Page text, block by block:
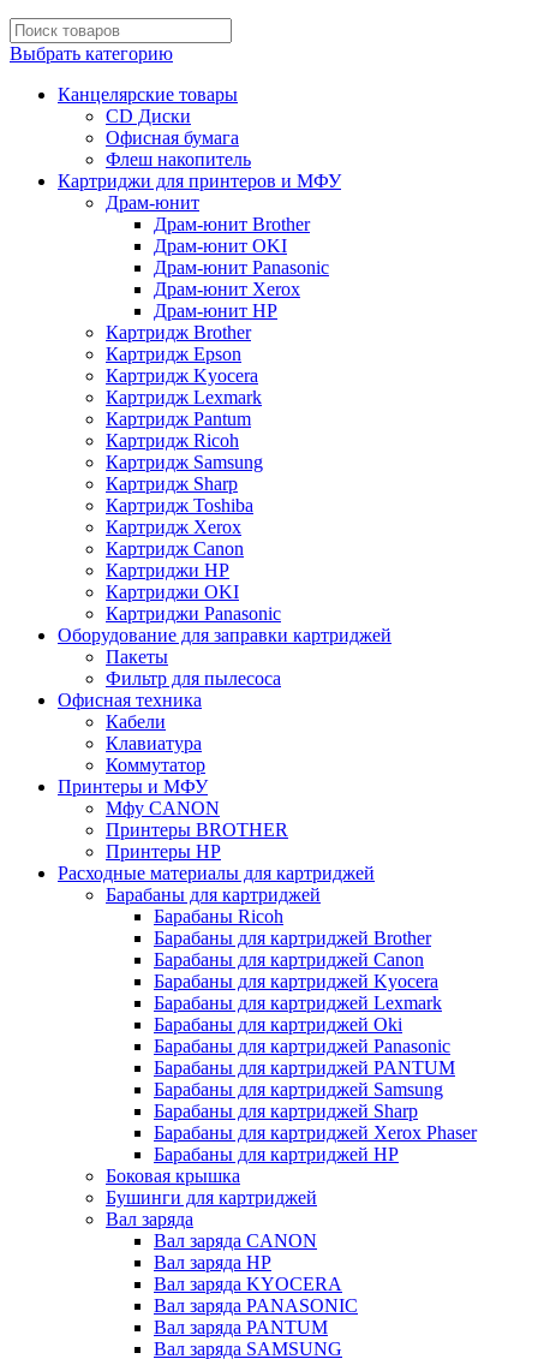
Выбрать категорию
Канцелярские товары
CD Диски
Офисная бумага
Флеш накопитель
Картриджи для принтеров и МФУ
Драм-юнит
Драм-юнит Brother
Драм-юнит OKI
Драм-юнит Panasonic
Драм-юнит Xerox
Драм-юнит НР
Картридж Brother
Картридж Epson
Картридж Kyocera
Картридж Lexmark
Картридж Pantum
Картридж Ricoh
Картридж Samsung
Картридж Sharp
Картридж Toshiba
Картридж Xerox
Картридж Сanon
Картриджи HP
Картриджи OKI
Картриджи Panasonic
Оборудование для заправки картриджей
Пакеты
Фильтр для пылесоса
Офисная техника
Кабели
Клавиатура
Коммутатор
Принтеры и МФУ
Мфу CANON
Принтеры BROTHER
Принтеры HP
Расходные материалы для картриджей
Барабаны для картриджей
Барабаны Ricoh
Барабаны для картриджей Brother
Барабаны для картриджей Canon
Барабаны для картриджей Kyocera
Барабаны для картриджей Lexmark
Барабаны для картриджей Oki
Барабаны для картриджей Panasonic
Барабаны для картриджей PANTUM
Барабаны для картриджей Samsung
Барабаны для картриджей Sharp
Барабаны для картриджей Xerox Phaser
Барабаны для картриджей НР
Боковая крышка
Бушинги для картриджей
Вал заряда
Вал заряда CANON
Вал заряда HP
Вал заряда KYOCERA
Вал заряда PANASONIC
Вал заряда PANTUM
Вал заряда SAMSUNG